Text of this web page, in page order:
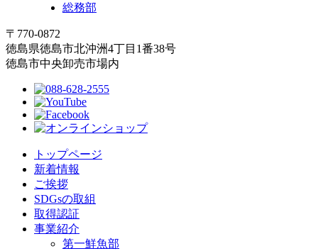
総務部
〒770-0872
徳島県徳島市北沖洲4丁目1番38号
徳島市中央卸売市場内
トップページ
新着情報
ご挨拶
SDGsの取組
取得認証
事業紹介
第一鮮魚部